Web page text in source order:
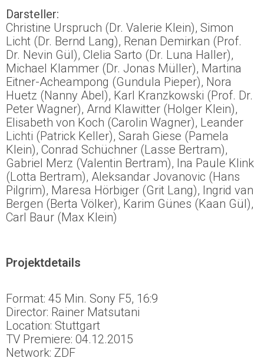
Darsteller:
Christine Urspruch (Dr. Valerie Klein), Simon
Licht (Dr. Bernd Lang), Renan Demirkan (Prof.
Dr. Nevin Gül), Clelia Sarto (Dr. Luna Haller),
Michael Klammer (Dr. Jonas Müller), Martina
Eitner-Acheampong (Gundula Pieper), Nora
Huetz (Nanny Abel), Karl Kranzkowski (Prof. Dr.
Peter Wagner), Arnd Klawitter (Holger Klein),
Elisabeth von Koch (Carolin Wagner), Leander
Lichti (Patrick Keller), Sarah Giese (Pamela
Klein), Conrad Schüchner (Lasse Bertram),
Gabriel Merz (Valentin Bertram), Ina Paule Klink
(Lotta Bertram), Aleksandar Jovanovic (Hans
Pilgrim), Maresa Hörbiger (Grit Lang), Ingrid van
Bergen (Berta Völker), Karim Günes (Kaan Gül),
Carl Baur (Max Klein)
Projektdetails
Format: 45 Min. Sony F5, 16:9
Director: Rainer Matsutani
Location: Stuttgart
TV Premiere: 04.12.2015
Network: ZDF